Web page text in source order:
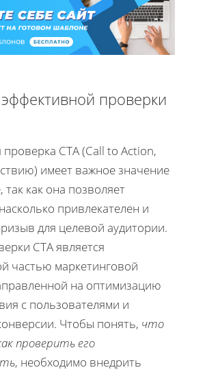
проверки
CTA (Call to Action,
имеет важное значение
так как она позволяет
привлекателен и
для целевой аудитории.
CTA является
частью маркетинговой
на оптимизацию
с пользователями и
Чтобы понять, что
проверить его
, необходимо внедрить